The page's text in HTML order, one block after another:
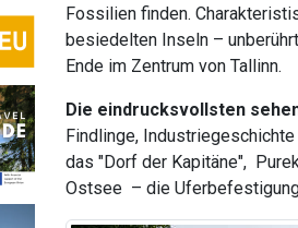
Fossilien finden.
besiedelten Inseln –
Ende im Zentrum von Tallinn.
Die eindrucksvollsten
Findlinge,
das "Dorf der Kapitäne",
Ostsee – die